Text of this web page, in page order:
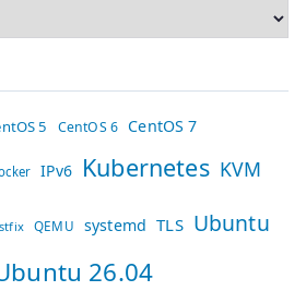
5 CentOS 6 CentOS 7
IPv6 Kubernetes KVM
QEMU systemd TLS Ubuntu
26.04